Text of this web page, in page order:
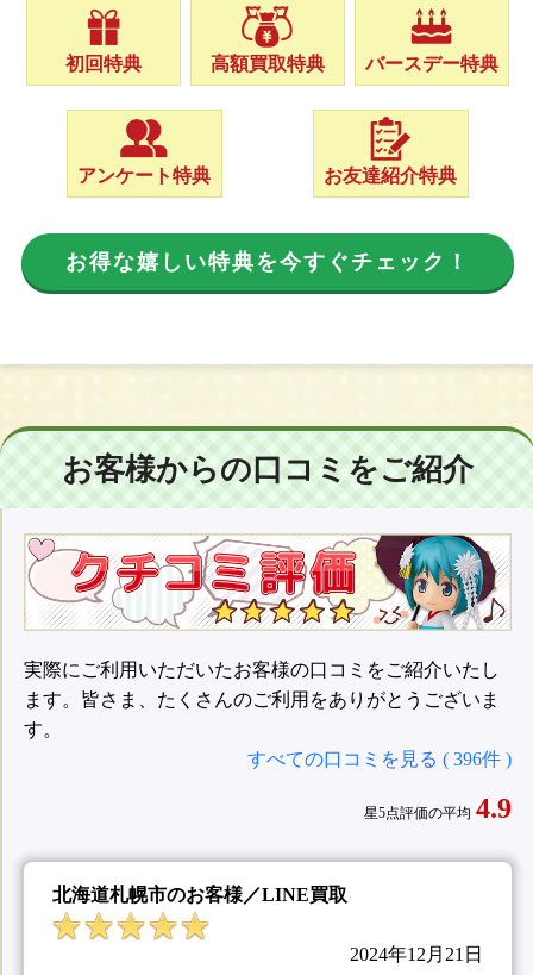
初回特典 高額買取特典 バースデー特典
アンケート特典 お友達紹介特典
お得な嬉しい特典を今すぐチェック！
お客様からの口コミをご紹介
実際にご利用いただいたお客様の口コミをご紹介いたし
ます。皆さま、たくさんのご利用をありがとうございま
す。
すべての口コミを見る ( 396件 )
星5点評価の平均 4.9
北海道札幌市のお客様／LINE買取
2024年12月21日